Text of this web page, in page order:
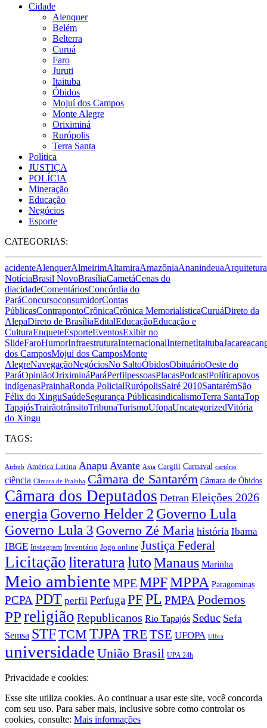
Cidade
Alenquer
Belém
Belterra
Curuá
Faro
Juruti
Itaituba
Óbidos
Mojuí dos Campos
Monte Alegre
Oriximiná
Rurópolis
Terra Santa
Política
JUSTIÇA
POLÍCIA
Mineração
Educação
Negócios
Esporte
CATEGORIAS:
acidenteAlenquerAlmeirimAltamiraAmazôniaAnanindeuaArquitetura
NotíciaBrasil NovoBrasíliaCametáCenas do
diacidadeComentáriosConcórdia do
ParáConcursoconsumidorContas
PúblicasContrapontoCrônicaCrônica MemorialísticaCuruáDireto da
AlepaDireto de BrasíliaEditalEducaçãoEducação e
CulturaEnqueteEsporteEventosExibir no
SlideFaroHumorInfraestruturaInternacionalInternetItaituba
dos CamposMojuí dos CamposMonte
AlegreNavegaçãoNegóciosNo SaltoÓbidosObituárioOeste do
ParáOpiniãoOriximináParáPerfilpessoasPlacasPodcastPolíticapovos
indígenasPrainhaRonda PolicialRurópolisSairé 2010SantarémSão
Félix do XinguSaúdeSegurança PúblicasindicalismoTerra SantaTop
TapajósTrairãotrânsitoTribunaTurismoUfopaUncategorizedVitória
do Xingu
TAGS:
Airbnb América Latina Anapu Avante Axia Cargill Carnaval cartório
ciência Câmara de Prainha Câmara de Santarém Câmara de Óbidos
Câmara dos Deputados Detran Eleições 2026
energia Governo Helder 2 Governo Lula
Governo Lula 3 Governo Zé Maria história Ibama
IBGE Instagram Inventário Jogo online Justiça Federal
LicitaçãoliteraturalutoManaus Marinha
Meio ambiente MPEMPFMPPA Paragominas
PCPA PDT perfil PerfugaPFPL PMPA Podemos
PPreligião Republicanos Rio Tapajós Seduc Sefa
Semsa STFTCM TJPA TRETSE UFOPA Ulbra
universidade União Brasil UPA 24h
Privacidade e cookies:
Esse site utiliza cookies. Ao continuar a usar este site, você concorda
com seu uso. Para saber mais, inclusive sobre como controlar os
cookies, consulte: Mais informações